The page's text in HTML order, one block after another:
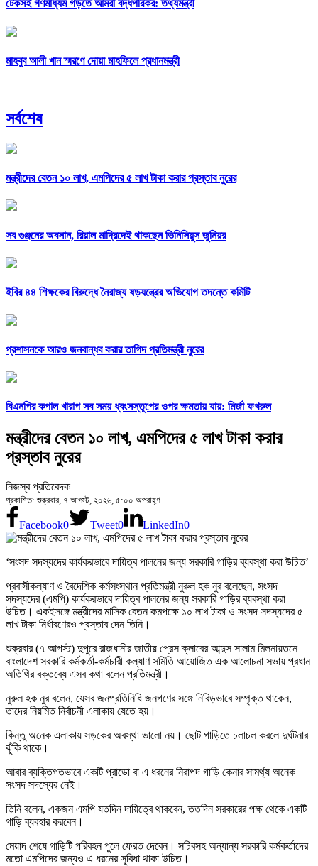
টেকসই গণমাধ্যম গড়তে আমরা বদ্ধপরিকর: তথ্যমন্ত্রী
মাহবুব আলী খান স্মরণে দোয়া মাহফিলে প্রধানমন্ত্রী
সর্বশেষ
মন্ত্রীদের বেতন ১০ লাখ, এমপিদের ৫ লাখ টাকা করার প্রস্তাব নুরের
সব গুঞ্জনের অবসান, রিয়াল মাদ্রিদেই থাকছেন ভিনিসিয়ুস জুনিয়র
ইবির ৪৪ শিক্ষকের বিরুদ্ধে নৈরাজ্য ষড়যন্ত্রের অভিযোগ তদন্তে কমিটি
প্রশাসনকে আরও জনবান্ধব করার তাগিদ প্রতিমন্ত্রী নুরের
বিএনপির কপাল খারাপ সব সময় ধ্বংসস্তূপের ওপর ক্ষমতায় যায়: মির্জা ফখরুল
মন্ত্রীদের বেতন ১০ লাখ, এমপিদের ৫ লাখ টাকা করার
প্রস্তাব নুরের
নিজস্ব প্রতিবেদক
প্রকাশিত: শুক্রবার, ৭ আগস্ট, ২০২৬, ৫:০০ অপরাহ্ণ
Facebook0 Tweet0 LinkedIn0
‘সংসদ সদস্যদের কার্যকরভাবে দায়িত্ব পালনের জন্য সরকারি গাড়ির ব্যবস্থা করা উচিত’
প্রবাসীকল্যাণ ও বৈদেশিক কর্মসংস্থান প্রতিমন্ত্রী নুরুল হক নুর বলেছেন, সংসদ
সদস্যদের (এমপি) কার্যকরভাবে দায়িত্ব পালনের জন্য সরকারি গাড়ির ব্যবস্থা করা
উচিত। একইসঙ্গে মন্ত্রীদের মাসিক বেতন কমপক্ষে ১০ লাখ টাকা ও সংসদ সদস্যদের ৫
লাখ টাকা নির্ধারণেরও প্রস্তাব দেন তিনি।
শুক্রবার (৭ আগস্ট) দুপুরে রাজধানীর জাতীয় প্রেস ক্লাবের আব্দুস সালাম মিলনায়তনে
বাংলাদেশ সরকারি কর্মকর্তা-কর্মচারী কল্যাণ সমিতি আয়োজিত এক আলোচনা সভায় প্রধান
অতিথির বক্তব্যে এসব কথা বলেন প্রতিমন্ত্রী।
নুরুল হক নুর বলেন, যেসব জনপ্রতিনিধি জনগণের সঙ্গে নিবিড়ভাবে সম্পৃক্ত থাকেন,
তাদের নিয়মিত নির্বাচনী এলাকায় যেতে হয়।
কিন্তু অনেক এলাকায় সড়কের অবস্থা ভালো নয়। ছোট গাড়িতে চলাচল করলে দুর্ঘটনার
ঝুঁকি থাকে।
আবার ব্যক্তিগতভাবে একটি প্রাডো বা এ ধরনের নিরাপদ গাড়ি কেনার সামর্থ্য অনেক
সংসদ সদস্যের নেই।
তিনি বলেন, একজন এমপি যতদিন দায়িত্বে থাকবেন, ততদিন সরকারের পক্ষ থেকে একটি
গাড়ি ব্যবহার করবেন।
মেয়াদ শেষে গাড়িটি পরিবহন পুলে ফেরত দেবেন। সচিবসহ অন্যান্য সরকারি কর্মকর্তাদের
মতো এমপিদের জন্যও এ ধরনের সুবিধা থাকা উচিত।